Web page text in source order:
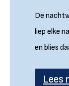
De
liep elke
en blies
Lees